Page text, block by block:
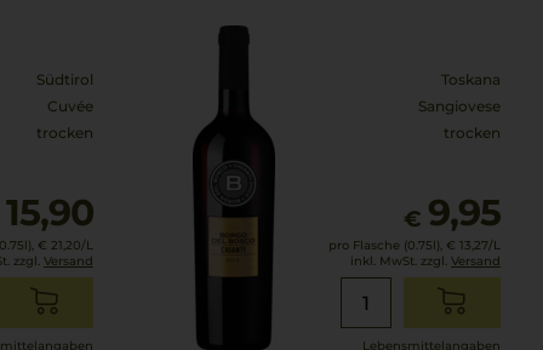
Südtirol
Cuvée
trocken
15,90
€ 21,20/L
zzgl. Versand
Toskana
Sangiovese
trocken
€ 9,95
pro Flasche (0.75l), € 13,27/L
inkl. MwSt. zzgl. Versand
Lebensmittel­angaben